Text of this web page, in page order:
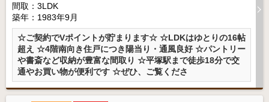
間取：3LDK
築年：1983年9月
☆ご契約でVポイントが貯まります☆ ☆LDKはゆとりの16帖
超え ☆4階南向き住戸につき陽当り・通風良好 ☆パントリー
や書斎など収納が豊富な間取り ☆平塚駅まで徒歩18分で交
通やお買い物が便利です ☆ぜひ、ご覧くださ